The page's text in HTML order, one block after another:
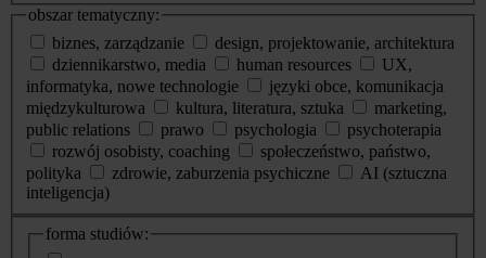
obszar tematyczny:
biznes, zarządzanie
design, projektowanie, architektura
dziennikarstwo, media
human resources
UX,
informatyka, nowe technologie
języki obce, komunikacja
międzykulturowa
kultura, literatura, sztuka
marketing,
public relations
prawo psychologia
psychoterapia
rozwój osobisty, coaching
społeczeństwo, państwo,
polityka
zdrowie, zaburzenia psychiczne
AI (sztuczna
inteligencja)
dodatkowe
informacje
forma studiów: